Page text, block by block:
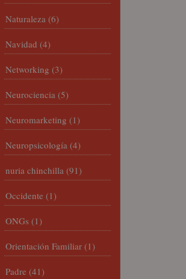
Naturaleza (6)
Navidad (4)
Networking (3)
Neurociencia (5)
Neuromarketing (1)
Neuropsicología (4)
nuria chinchilla (91)
Occidente (1)
ONGs (1)
Orientación Familiar (1)
Padre (41)